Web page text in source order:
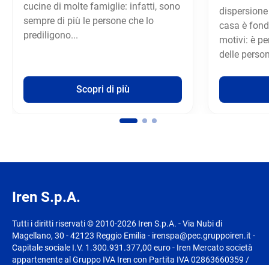
cucine di molte famiglie: infatti, sono
sempre di più le persone che lo
prediligono...
Scopri di più
casa è
motivi: è
delle
Iren S.p.A.
Tutti i diritti riservati © 2010-2026 Iren S.p.A. - Via Nubi di
Magellano, 30 - 42123 Reggio Emilia - irenspa@pec.gruppoiren.it -
Capitale sociale I.V. 1.300.931.377,00 euro - Iren Mercato società
appartenente al Gruppo IVA Iren con Partita IVA 02863660359 /